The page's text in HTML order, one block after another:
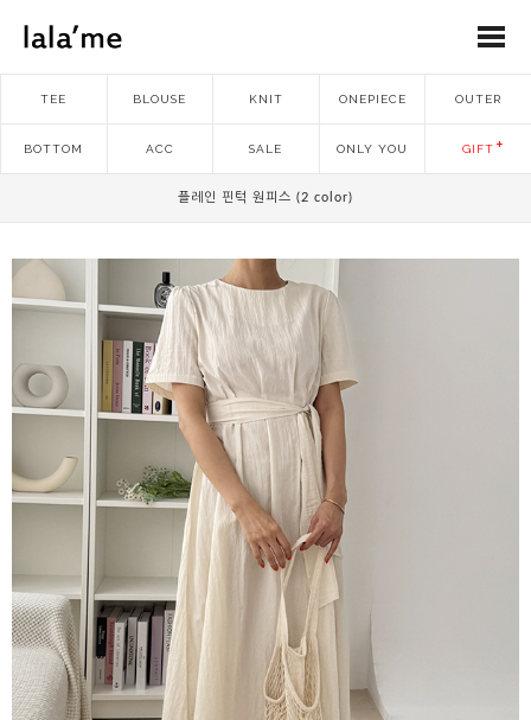
TEE BLOUSE KNIT ONEPIECE OUTER
BOTTOM ACC SALE ONLY YOU GIFT
플레인 핀턱 원피스 (2 color)